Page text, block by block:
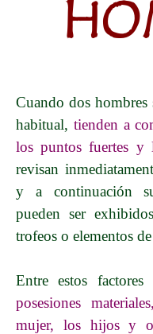
Cuando dos
habitual, tienden a
los puntos fuertes y
revisan
y a continuación
pueden ser
trofeos o elementos
Entre estos
posesiones
mujer, los hijos y